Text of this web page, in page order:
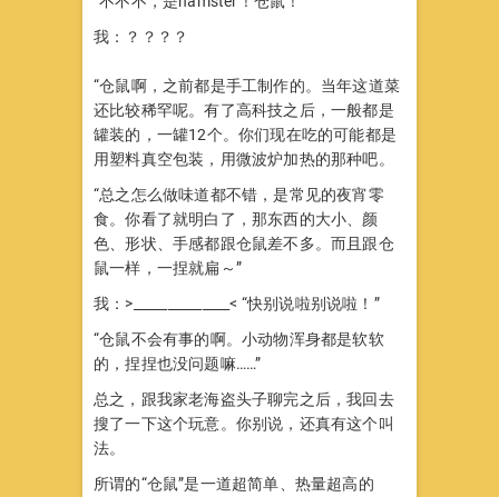
我：？？？？
“仓鼠啊，之前都是手工制作的。当年这道菜
还比较稀罕呢。有了高科技之后，一般都是
罐装的，一罐12个。你们现在吃的可能都是
用塑料真空包装，用微波炉加热的那种吧。
“总之怎么做味道都不错，是常见的夜宵零
食。你看了就明白了，那东西的大小、颜
色、形状、手感都跟仓鼠差不多。而且跟仓
鼠一样，一捏就扁～”
我：>______________< “快别说啦别说啦！”
“仓鼠不会有事的啊。小动物浑身都是软软
的，捏捏也没问题嘛……”
总之，跟我家老海盗头子聊完之后，我回去
搜了一下这个玩意。你别说，还真有这个叫
法。
所谓的“仓鼠”是一道超简单、热量超高的